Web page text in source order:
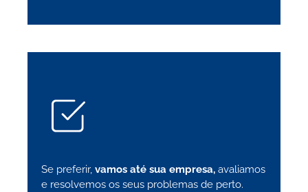
Se preferir, vamos até sua empresa, avaliamos
e resolvemos os seus problemas de perto.